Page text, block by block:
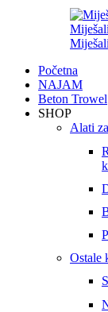
Početna
NAJAM
Beton Trowel
SHOP
Alati
Ostale